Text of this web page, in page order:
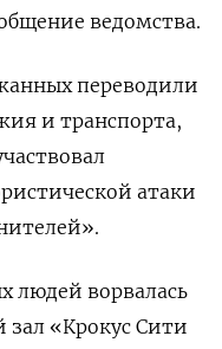
ведомства.
переводили
и транспорта,
атаки
людей ворвалась
«Крокус Сити